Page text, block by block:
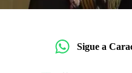
Sigue a